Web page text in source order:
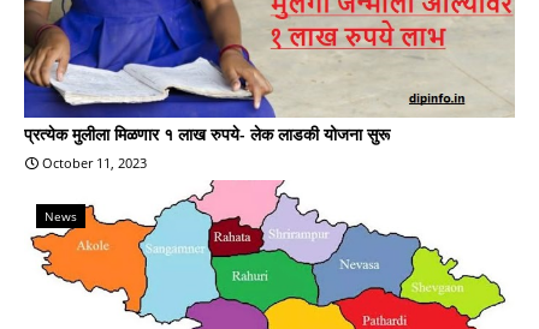
प्रत्येक मुलीला मिळणार १ लाख रुपये- लेक लाडकी योजना सुरू
October 11, 2023
News